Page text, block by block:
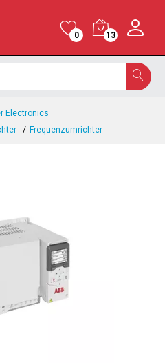
0 13
Electronics
Frequenzumrichter